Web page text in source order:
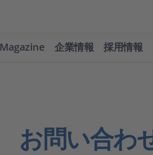
Magazine 企業情報 採用情報
お問い合わ